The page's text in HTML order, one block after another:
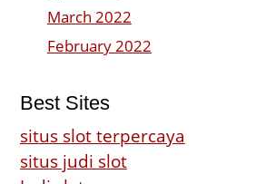
March 2022
February 2022
Best Sites
situs slot terpercaya
situs judi slot